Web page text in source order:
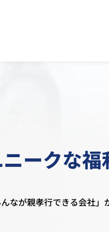
ークな
なが親孝行できる会社」